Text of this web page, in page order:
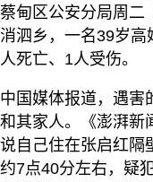
蔡甸区公安分局周二
消泗乡，一名39岁
人死亡、1人受伤。
中国媒体报道，遇害
和其家人。《澎湃新
说自己住在张启红隔
约7点40分左右，疑